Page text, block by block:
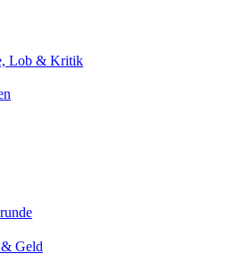
Lob & Kritik
Geld